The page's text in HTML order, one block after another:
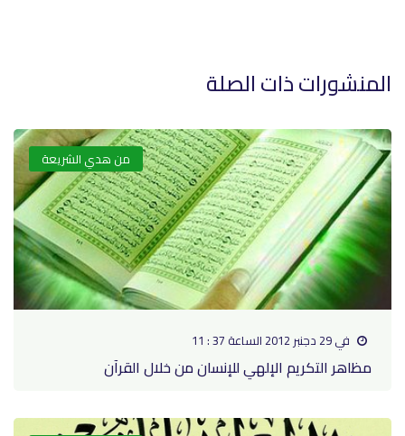
المنشورات ذات الصلة
من هدي الشريعة
في 29 دجنبر 2012 الساعة 37 : 11
مظاهر التكريم الإلهي للإنسان من خلال القرآن